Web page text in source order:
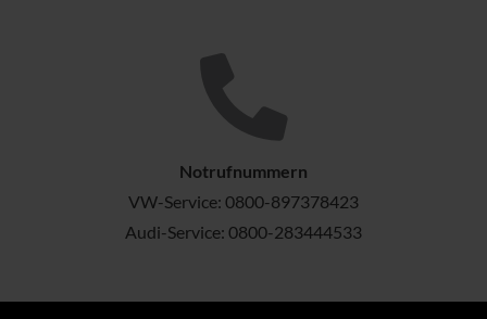
Notrufnummern
VW-Service: 0800-897378423
Audi-Service: 0800-283444533